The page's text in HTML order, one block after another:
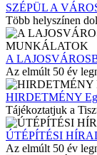
SZÉPÜL A
Több helyszínen
A
Az elmúlt 50 év
HIRDETMÉNY
Tájékoztatjuk a
ÚTÉPÍTÉSI
Az elmúlt 50 év